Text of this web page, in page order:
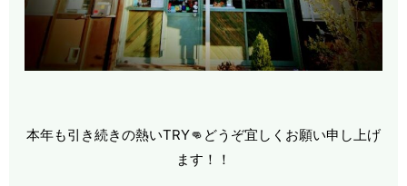
本年も引き続きの熱いTRY👊どうぞ宜しくお願い申し上げ
ます！！